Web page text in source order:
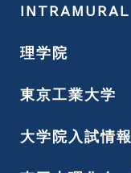
INTRAMURAL
理学院
東京工業大学
大学院入試情報